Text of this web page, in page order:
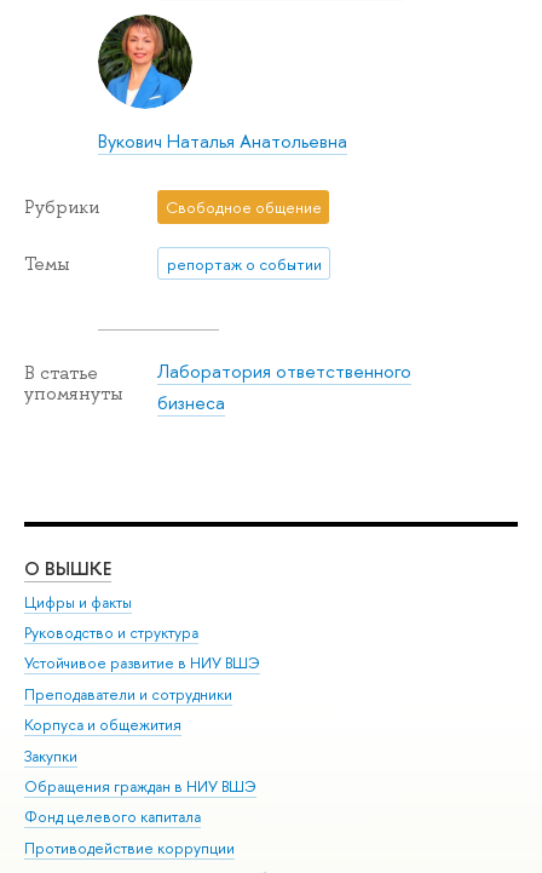
Вукович Наталья Анатольевна
Рубрики Свободное общение
Темы репортаж о событии
В статье
упомянуты
Лаборатория ответственного
бизнеса
О ВЫШКЕ
Цифры и факты
Руководство и структура
Устойчивое развитие в НИУ ВШЭ
Преподаватели и сотрудники
Корпуса и общежития
Закупки
Обращения граждан в НИУ ВШЭ
Фонд целевого капитала
Противодействие коррупции